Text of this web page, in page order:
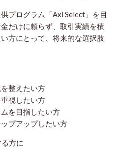
プログラム「Axi Select」を目
だけに頼らず、取引実績を積
方にとって、将来的な選択肢
整えたい方
視したい方
を目指したい方
プアップしたい方
方に